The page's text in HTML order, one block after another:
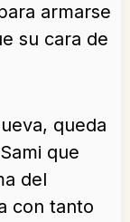
armarse
su cara de
queda
que
del
con tanto